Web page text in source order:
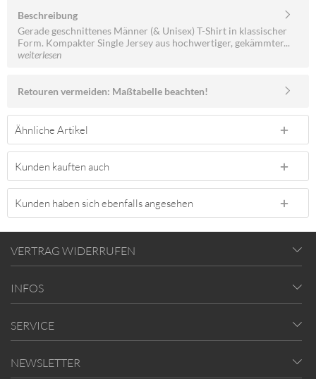
Beschreibung
Gerade geschnittenes Männer (& Unisex) T-Shirt in klassischer
Form. Kompakter Single Jersey aus hochwertiger, gekämmter...
weiterlesen
Retouren vermeiden: Maßtabelle beachten!
Ähnliche Artikel
Kunden kauften auch
Kunden haben sich ebenfalls angesehen
VERTRAG WIDERRUFEN
INFOS
SERVICE
NEWSLETTER